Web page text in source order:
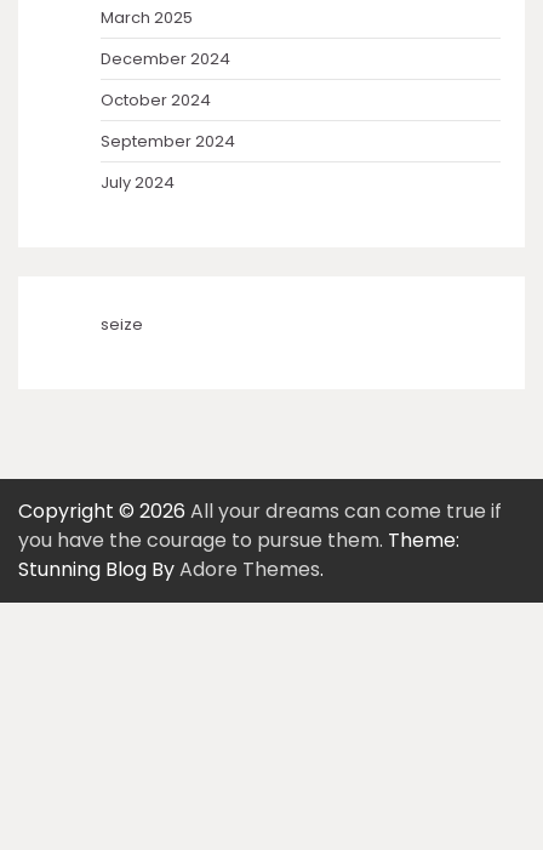
March 2025
December 2024
October 2024
September 2024
July 2024
seize
Copyright © 2026 All your dreams can come true if
you have the courage to pursue them. Theme:
Stunning Blog ByAdore Themes.